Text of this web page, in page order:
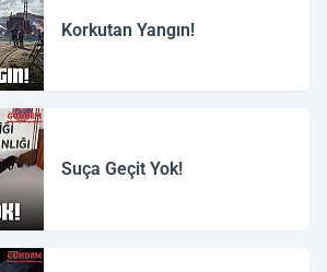
Korkutan Yangın!
Suça Geçit Yok!